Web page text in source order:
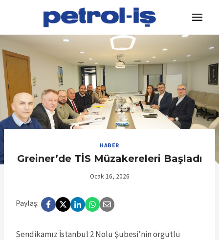
content
HABER
Greiner’de TİS Müzakereleri Başladı
Ocak 16, 2026
Paylaş:
Sendikamız İstanbul 2 Nolu Şubesi’nin örgütlü